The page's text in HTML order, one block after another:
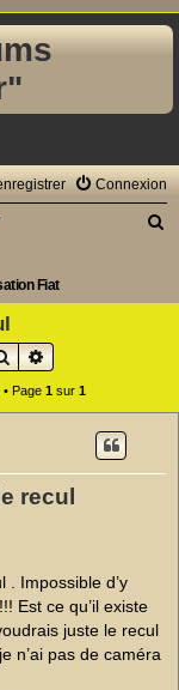
Connexion
Fiat
c
RechercherRecherche
Page 1sur 1
recul
. Impossible d’y
Est ce qu’il existe
juste le recul
n’ai pas de caméra